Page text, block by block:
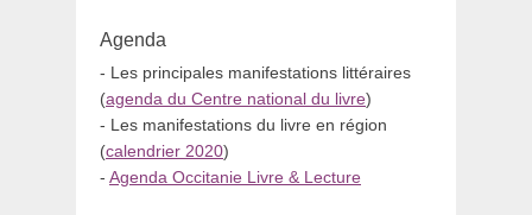
Agenda
- Les principales manifestations littéraires
(agenda du Centre national du livre)
- Les manifestations du livre en région
(calendrier 2020)
- Agenda Occitanie Livre & Lecture